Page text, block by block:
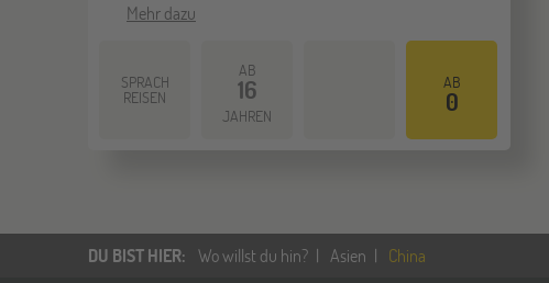
Mehr dazu
SPRACH
REISEN
AB
16
JAHREN
AB
0
DU BIST HIER: Wo willst du hin? Asien China